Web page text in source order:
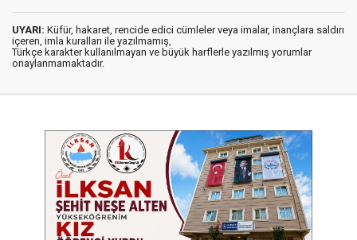
UYARI: Küfür, hakaret, rencide edici cümleler veya imalar, inançlara saldırı
içeren, imla kuralları ile yazılmamış,
Türkçe karakter kullanılmayan ve büyük harflerle yazılmış yorumlar
onaylanmamaktadır.